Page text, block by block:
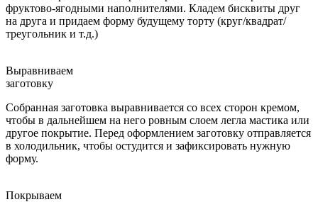
фруктово-ягодными наполнителями. Кладем бисквиты друг
на друга и придаем форму будущему торту (круг/квадрат/
треугольник и т.д.)
Выравниваем
заготовку
Собранная заготовка выравнивается со всех сторон кремом,
чтобы в дальнейшем на него ровным слоем легла мастика или
другое покрытие. Перед оформлением заготовку отправляется
в холодильник, чтобы остудится и зафиксировать нужную
форму.
Покрываем